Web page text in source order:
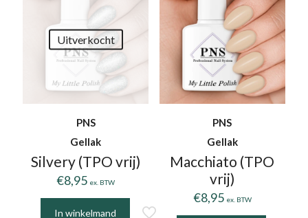
Uitverkocht
PNS
Gellak
Silvery (TPO vrij)
€8,95 ex. BTW
In winkelmand
PNS
Gellak
Macchiato (TPO
vrij)
€8,95 ex. BTW